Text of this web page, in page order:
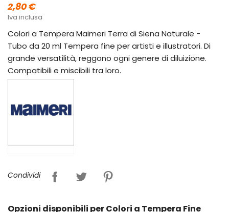
2,80 €
Iva inclusa
Colori a Tempera Maimeri Terra di Siena Naturale -
Tubo da 20 ml Tempera fine per artisti e illustratori. Di
grande versatilità, reggono ogni genere di diluizione.
Compatibili e miscibili tra loro.
Condividi
Opzioni disponibili per Colori a Tempera Fine